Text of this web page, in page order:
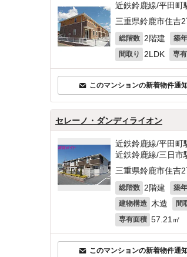
近鉄鈴鹿線/平田町
三重県鈴鹿市住吉
総階数 2階建 築
間取り 2LDK 専
このマンションの新着物件通
セレーノ・ダンディライオン
近鉄鈴鹿線/平田町
近鉄鈴鹿線/三日市
三重県鈴鹿市住吉
総階数 2階建 築
建物構造 木造 間
専有面積 57.21㎡
このマンションの新着物件通